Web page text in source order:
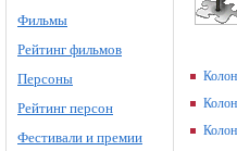
Фильмы
Рейтинг фильмов
Персоны
Рейтинг персон
Фестивали и премии